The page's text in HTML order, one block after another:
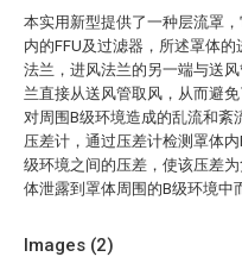
本实用新型提供了一种层流罩
内的FFU及过滤器，所述罩体
法兰，进风法兰的另一端与送
兰直接从送风管取风，从而避
对周围B级环境造成的乱流和紊
压差计，通过压差计检测罩体
级环境之间的压差，使该压差
体泄露到罩体周围的B级环境中
Images (2)